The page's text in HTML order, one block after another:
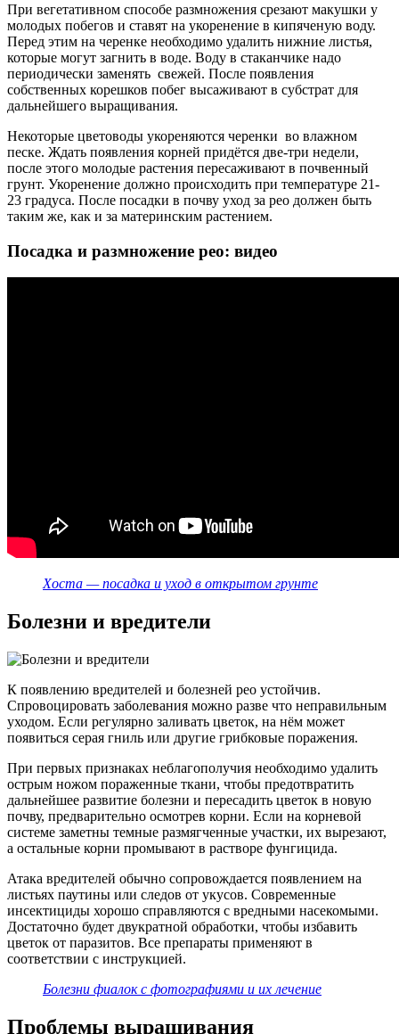
При вегетативном способе размножения срезают макушки у
молодых побегов и ставят на укоренение в кипяченую воду.
Перед этим на черенке необходимо удалить нижние листья,
которые могут загнить в воде. Воду в стаканчике надо
периодически заменять свежей. После появления
собственных корешков побег высаживают в субстрат для
дальнейшего выращивания.
Некоторые цветоводы укореняются черенки во влажном
песке. Ждать появления корней придётся две-три недели,
после этого молодые растения пересаживают в почвенный
грунт. Укоренение должно происходить при температуре 21-
23 градуса. После посадки в почву уход за рео должен быть
таким же, как и за материнским растением.
Посадка и размножение рео: видео
Хоста — посадка и уход в открытом грунте
Болезни и вредители
К появлению вредителей и болезней рео устойчив.
Спровоцировать заболевания можно разве что неправильным
уходом. Если регулярно заливать цветок, на нём может
появиться серая гниль или другие грибковые поражения.
При первых признаках неблагополучия необходимо удалить
острым ножом пораженные ткани, чтобы предотвратить
дальнейшее развитие болезни и пересадить цветок в новую
почву, предварительно осмотрев корни. Если на корневой
системе заметны темные размягченные участки, их вырезают,
а остальные корни промывают в растворе фунгицида.
Атака вредителей обычно сопровождается появлением на
листьях паутины или следов от укусов. Современные
инсектициды хорошо справляются с вредными насекомыми.
Достаточно будет двукратной обработки, чтобы избавить
цветок от паразитов. Все препараты применяют в
соответствии с инструкцией.
Болезни фиалок с фотографиями и их лечение
Проблемы выращивания